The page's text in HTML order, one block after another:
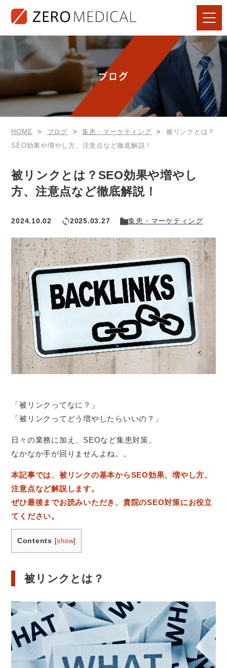
ブログ
HOME ブログ 集患・マーケティング
被リンクとは？
SEO効果や増やし方、注意点など徹底解説！
被リンクとは？SEO効果や増やし
方、注意点など徹底解説！
2024.10.02 2025.03.27 集患・マーケティング
「被リンクってなに？」
「被リンクってどう増やしたらいいの？」
日々の業務に加え、SEOなど集患対策。
なかなか手が回りませんよね。。
本記事では、被リンクの基本からSEO効果、増やし方、
注意点など解説します。
ぜひ最後までお読みいただき、貴院のSEO対策にお役立
てください。
Contents [show]
被リンクとは？